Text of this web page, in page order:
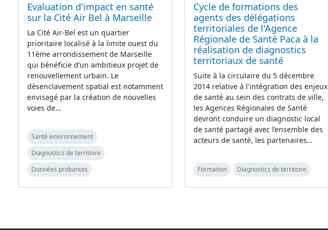
Evaluation d'impact en santé
sur la Cité Air Bel à Marseille
La Cité Air-Bel est un quartier
prioritaire localisé à la limite ouest du
11ème arrondissement de Marseille
qui bénéficie d’un ambitieux projet de
renouvellement urbain. Le
désenclavement spatial est notamment
envisagé par la création de nouvelles
voies de…
Santé environnement
Diagnostics de territoire
Données probantes
Cycle de formations des
agents des délégations
territoriales de l'Agence
Régionale de Santé Paca à la
réalisation de diagnostics
territoriaux de santé
Suite à la circulaire du 5 décembre
2014 relative à l'intégration des enjeux
de santé au sein des contrats de ville,
les Agences Régionales de Santé
devront conduire un diagnostic local
de santé partagé avec l’ensemble des
acteurs de santé, les partenaires…
Formation Diagnostics de territoire